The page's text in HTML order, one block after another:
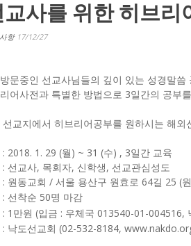
교사를 위한 히브리
항 17/12/27
문중인 선교사님들의 깊이 있는 성경말
어사전과 특별한 방법으로 3일간의 공부
선교지에서 히브리어공부를 원하시는 해
: 2018. 1. 29 (월) ~ 31 (수) , 3일간 교육
: 선교사, 목회자, 신학생, 선교관심성도
: 원동교회 / 서울 용산구 원효로 64길 25 (
: 선착순 50명 마감
: 1만원 (입금 : 우체국 013540-01-004516,
: 낙도선교회 (02-532-8184,